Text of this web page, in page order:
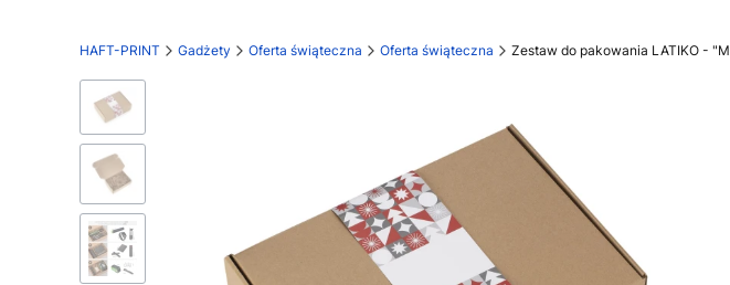
HAFT-PRINT Gadżety Oferta świąteczna Oferta świąteczna Zestaw do pakowania LATIKO -